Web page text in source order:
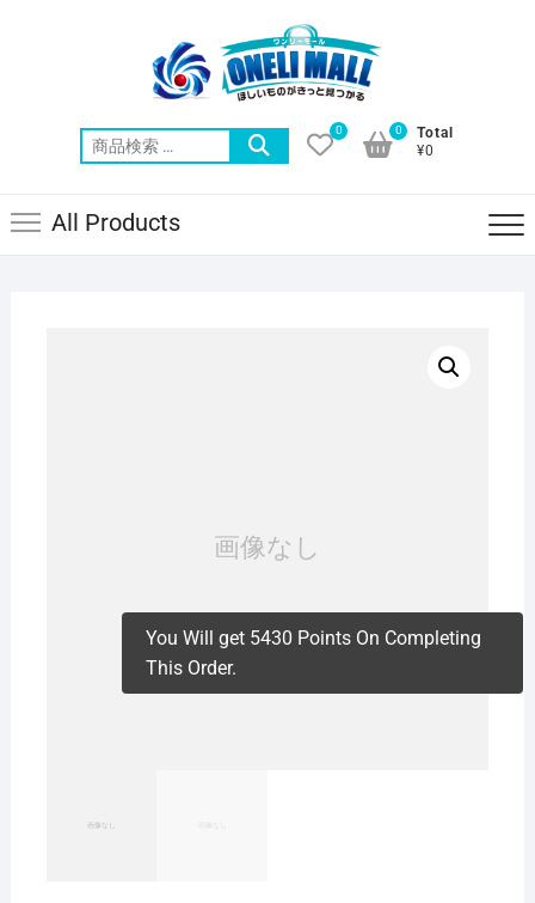
索
0
Total
¥0
0
All Products
You Will get 5430 Points On Completing
This Order.